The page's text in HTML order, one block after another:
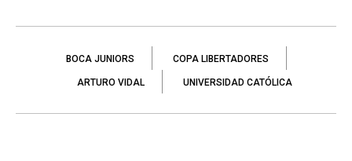
BOCA JUNIORS COPA LIBERTADORES
ARTURO VIDAL UNIVERSIDAD CATÓLICA